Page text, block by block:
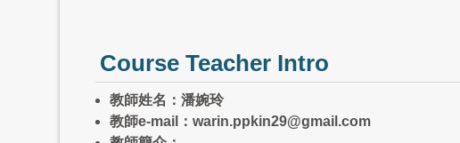
Course Teacher Intro
教師姓名：潘婉玲
教師e-mail ： warin.ppkin29@gmail.com